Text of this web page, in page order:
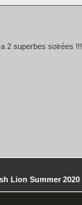
2 superbes soirées !!!
Lion Summer 2020